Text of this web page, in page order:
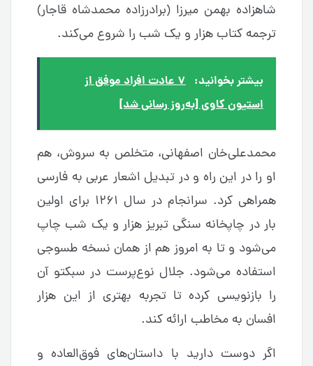
شاهزاده بهمن میرزا (برادرزاده محمدشاه قاجار)
ترجمه کتاب هزار و یک‌ شب را شروع می‌کند.
بیشتر بخوانید:
۷ عادت افراد موفق از
استیون کاوی [به‌روز رسانی شد]
محمدعلی‌خان اصفهانی، متخلص به سروش، هم
او را در این راه و در تبدیل اشعار عربی به فارسی
همراهی کرد. سرانجام در سال ۱۲۶۱ برای اولین
بار در چاپخانه سنگی تبریز هزار و یک شب چاپ
می‌شود و تا به امروز هم از همان نسخه طسوجی
استفاده می‌شود. جلال نوع‌پرست در سبکتو آن
را بازنویسی کرده تا تجربه بهتری از این هزار
افسان به مخاطب ارائه کند.
اگر دوست دارید با داستان‌های فوق‌العاده و